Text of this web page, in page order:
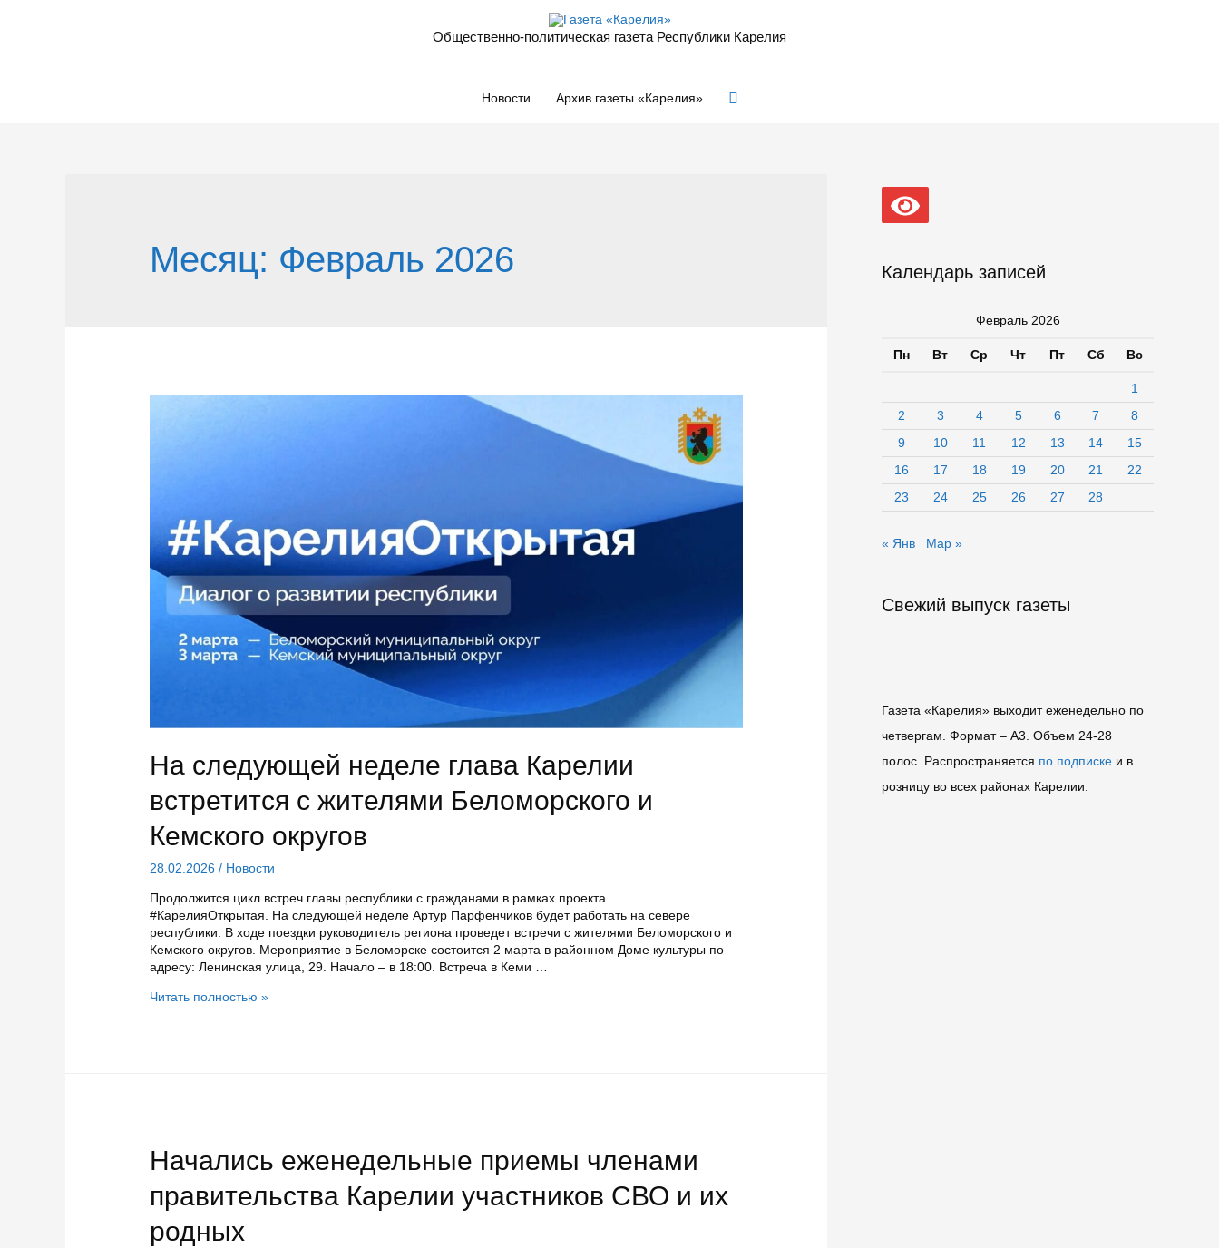
Общественно-политическая газета Республики Карелия
Новости Архив газеты «Карелия» Поиск
Месяц: Февраль 2026
На следующей неделе глава Карелии
встретится с жителями Беломорского и
Кемского округов
28.02.2026 / Новости
Продолжится цикл встреч главы республики с гражданами в рамках проекта
#КарелияОткрытая. На следующей неделе Артур Парфенчиков будет работать на севере
республики. В ходе поездки руководитель региона проведет встречи с жителями Беломорского и
Кемского округов. Мероприятие в Беломорске состоится 2 марта в районном Доме культуры по
адресу: Ленинская улица, 29. Начало – в 18:00. Встреча в Кеми …
На
и
Кемского
Читать полностью »
Начались еженедельные приемы членами
правительства Карелии участников СВО и их
родных
Календарь записей
Февраль 2026
Пн Вт Ср Чт Пт Сб Вс
1
2
3 4 5 6 7
8
9
10 11 12 13 14
15
16
17 18 19 20 21
22
23
24 25 26 27 28
« Янв Мар »
Свежий выпуск газеты
Газета «Карелия» выходит еженедельно по
четвергам. Формат – A3. Объем 24-28
полос. Распространяется по подписке и в
розницу во всех районах Карелии.